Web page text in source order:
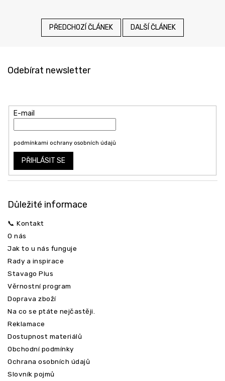
PŘEDCHOZÍ ČLÁNEK DALŠÍ ČLÁNEK
Odebírat newsletter
E-mail
podmínkami ochrany osobních údajů
PŘIHLÁSIT SE
Důležité informace
📞 Kontakt
O nás
Jak to u nás funguje
Rady a inspirace
Stavago Plus
Věrnostní program
Doprava zboží
Na co se ptáte nejčastěji.
Reklamace
Dostupnost materiálů
Obchodní podmínky
Ochrana osobních údajů
Slovník pojmů